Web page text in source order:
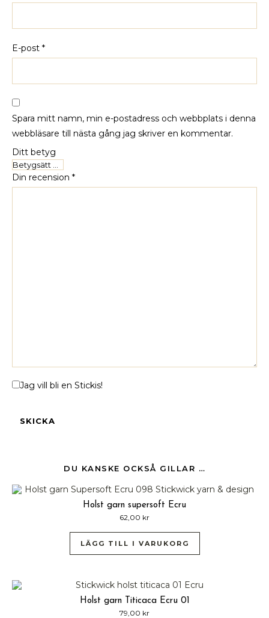
E-post *
Spara mitt namn, min e-postadress och webbplats i denna
webbläsare till nästa gång jag skriver en kommentar.
Ditt betyg
Din recension *
Jag vill bli en Stickis!
DU KANSKE OCKSÅ GILLAR …
Holst garn supersoft Ecru
62,00 kr
LÄGG TILL I VARUKORG
Holst garn Titicaca Ecru 01
79,00 kr